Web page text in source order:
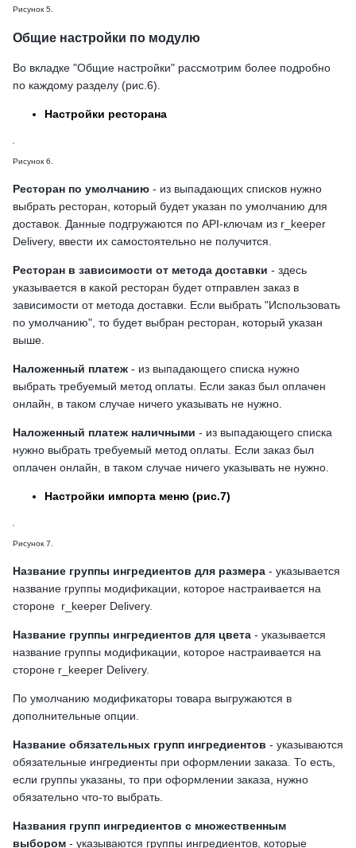
Рисунок 5.
Общие настройки по модулю
Во вкладке "Общие настройки" рассмотрим более подробно
по каждому разделу (рис.6).
Настройки ресторана
Рисунок 6.
Ресторан по умолчанию - из выпадающих списков нужно
выбрать ресторан, который будет указан по умолчанию для
доставок. Данные подгружаются по API-ключам из r_keeper
Delivery, ввести их самостоятельно не получится.
Ресторан в зависимости от метода доставки - здесь
указывается в какой ресторан будет отправлен заказ в
зависимости от метода доставки. Если выбрать "Использовать
по умолчанию", то будет выбран ресторан, который указан
выше.
Наложенный платеж - из выпадающего списка нужно
выбрать требуемый метод оплаты. Если заказ был оплачен
онлайн, в таком случае ничего указывать не нужно.
Наложенный платеж наличными - из выпадающего списка
нужно выбрать требуемый метод оплаты. Если заказ был
оплачен онлайн, в таком случае ничего указывать не нужно.
Настройки импорта меню (рис.7)
Рисунок 7.
Название группы ингредиентов для размера - указывается
название группы модификации, которое настраивается на
стороне r_keeper Delivery.
Название группы ингредиентов для цвета - указывается
название группы модификации, которое настраивается на
стороне r_keeper Delivery.
По умолчанию модификаторы товара выгружаются в
дополнительные опции.
Название обязательных групп ингредиентов - указываются
обязательные ингредиенты при оформлении заказа. То есть,
если группы указаны, то при оформлении заказа, нужно
обязательно что-то выбрать.
Названия групп ингредиентов с множественным
выбором - указываются группы ингредиентов, которые